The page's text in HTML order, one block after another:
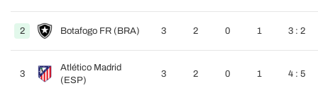
2 Botafogo FR (BRA) 3 2 0 1 3 : 2
3
Atlético Madrid
(ESP)
3 2 0 1 4 : 5